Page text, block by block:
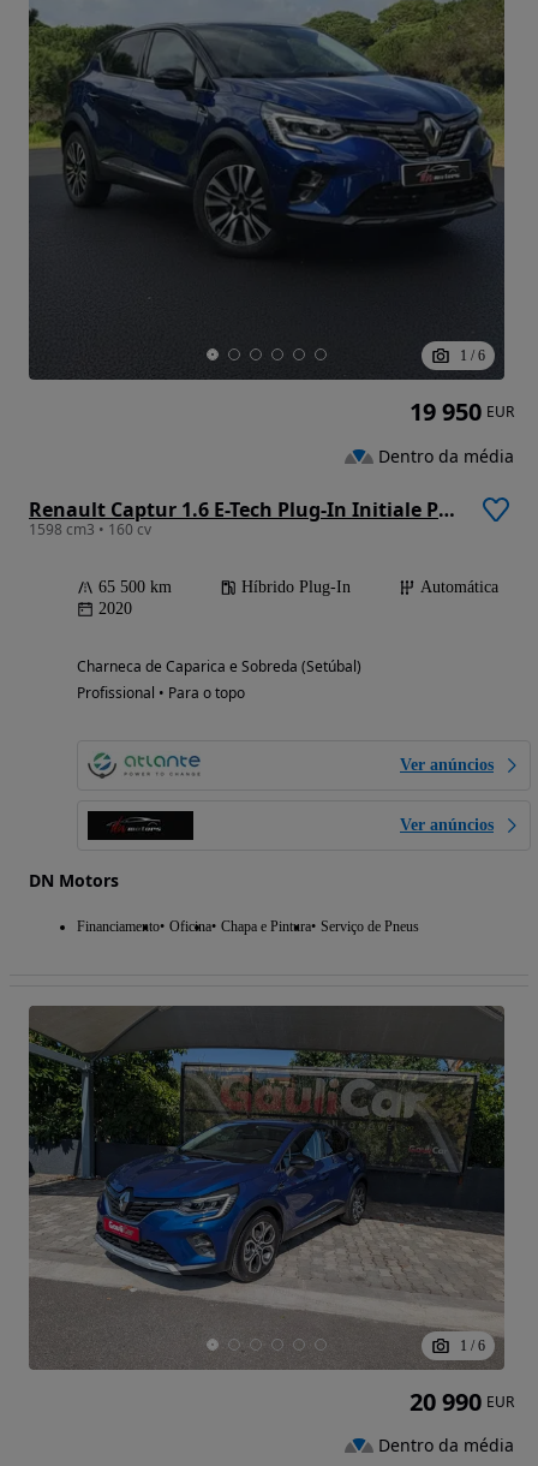
1 / 6
Renault Captur 1.6 E-Tech Plug-In Initiale Paris
1598 cm3 • 160 cv
65 500 km Híbrido Plug-In
Automática
2020
Charneca de Caparica e Sobreda (Setúbal)
Profissional • Para o topo
Ver anúncios
Ver anúncios
DN Motors
Financiamento Oficina Chapa e Pintura Serviço de Pneus
19 950 EUR
Dentro da média
1 / 6
20 990 EUR
Dentro da média